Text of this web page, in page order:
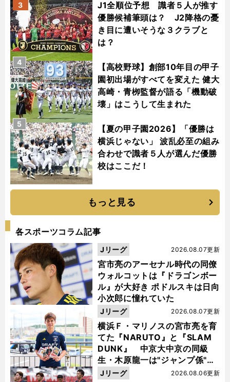
J1全順位予想 識者５人が推す
優勝候補筆頭は？ J2降格の憂
き目に遭いそうな３クラブと
は？
3
【高校野球】創部10年目の甲子
園初出場がすべてを変えた 健大
高崎・青栁監督が語る「機動破
壊」はこうして生まれた
4
【夏の甲子園2026】「優勝は
横浜じゃない」 波乱必至の組み
合わせで識者５人が選んだ優勝
校はここだ！
5
もっと見る
各スポーツコラム記事
宮市亮のアーセナル時代の同僚
ウォルコットは『ドラゴンボー
ル』が大好き ポドルスキは日向
小次郎に憧れていた
2026.08.07更新
Jリーグ
横浜Ｆ・マリノスの宮市亮を育
てた『NARUTO』と『SLAM
DUNK』 中京大中京の同級
生・木原龍一は"ジャンプ係"だ
った
2026.08.07更新
Jリーグ
2026.08.06更新
Jリーグ